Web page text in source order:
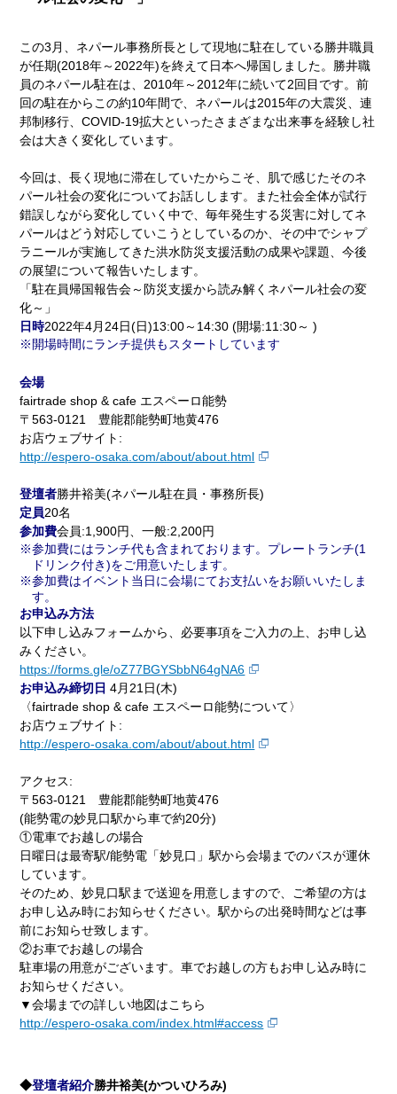
この3月、ネパール事務所長として現地に駐在している勝井職員
が任期(2018年～2022年)を終えて日本へ帰国しました。勝井職
員のネパール駐在は、2010年～2012年に続いて2回目です。前
回の駐在からこの約10年間で、ネパールは2015年の大震災、連
邦制移行、COVID-19拡大といったさまざまな出来事を経験し社
会は大きく変化しています。
今回は、長く現地に滞在していたからこそ、肌で感じたそのネ
パール社会の変化についてお話しします。また社会全体が試行
錯誤しながら変化していく中で、毎年発生する災害に対してネ
パールはどう対応していこうとしているのか、その中でシャプ
ラニールが実施してきた洪水防災支援活動の成果や課題、今後
の展望について報告いたします。
「駐在員帰国報告会～防災支援から読み解くネパール社会の変
化～」
日時2022年4月24日(日)13:00～14:30 (開場:11:30～ )
開場時間にランチ提供もスタートしています
会場
fairtrade shop & cafe エスペーロ能勢
〒563-0121 豊能郡能勢町地黄476
お店ウェブサイト:
http://espero-osaka.com/about/about.html
登壇者勝井裕美(ネパール駐在員・事務所長)
定員20名
参加費会員:1,900円、一般:2,200円
参加費にはランチ代も含まれております。プレートランチ(1
ドリンク付き)をご用意いたします。
参加費はイベント当日に会場にてお支払いをお願いいたしま
す。
お申込み方法
以下申し込みフォームから、必要事項をご入力の上、お申し込
みください。
https://forms.gle/oZ77BGYSbbN64gNA6
お申込み締切日 4月21日(木)
〈fairtrade shop & cafe エスペーロ能勢について〉
お店ウェブサイト:
http://espero-osaka.com/about/about.html
アクセス:
〒563-0121 豊能郡能勢町地黄476
(能勢電の妙見口駅から車で約20分)
①電車でお越しの場合
日曜日は最寄駅/能勢電「妙見口」駅から会場までのバスが運休
しています。
そのため、妙見口駅まで送迎を用意しますので、ご希望の方は
お申し込み時にお知らせください。駅からの出発時間などは事
前にお知らせ致します。
②お車でお越しの場合
駐車場の用意がございます。車でお越しの方もお申し込み時に
お知らせください。
▼会場までの詳しい地図はこちら
http://espero-osaka.com/index.html#access
◆登壇者紹介勝井裕美(かついひろみ)